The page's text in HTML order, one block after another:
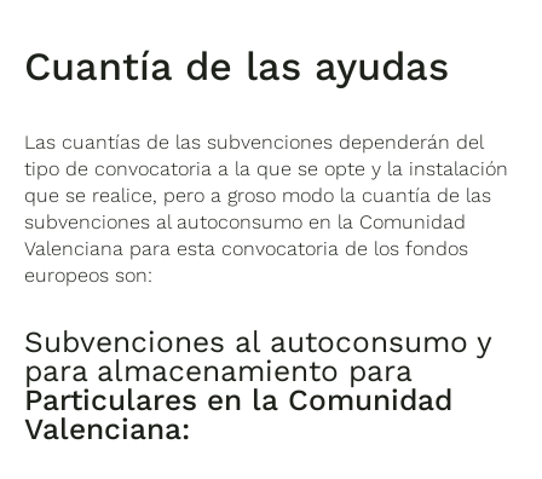
Cuantía de las ayudas
Las cuantías de las subvenciones dependerán del
tipo de convocatoria a la que se opte y la instalación
que se realice, pero a groso modo la cuantía de las
subvenciones al autoconsumo en la Comunidad
Valenciana para esta convocatoria de los fondos
europeos son:
Subvenciones al autoconsumo y
para almacenamiento para
Particulares en la Comunidad
Valenciana: